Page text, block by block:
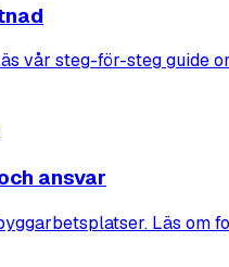
vår steg-för-steg guide
ansvar
Läs om